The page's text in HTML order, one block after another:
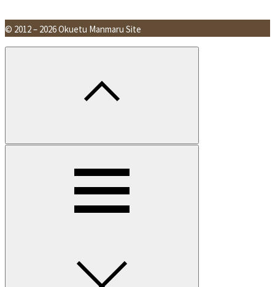
© 2012 – 2026 Okuetu Manmaru Site